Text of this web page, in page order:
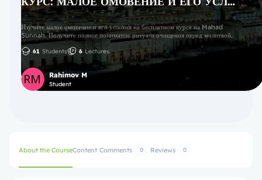
Изучите малое омовение и его условия на бесплатном курсе на Mahad
Sunnah. Получите полное понимание ритуала очищения перед молитвой.
61 Students 6 Lectures
Rahimov M
Student
About the CourseContent Comments 0 Reviews 0